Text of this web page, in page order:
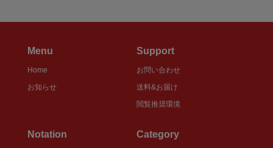
Menu
Home
お知らせ
Support
お問い合わせ
送料&お届け
閲覧推奨環境
Notation Category